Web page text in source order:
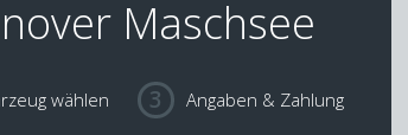
Maschsee
wählen Angaben & Zahlung